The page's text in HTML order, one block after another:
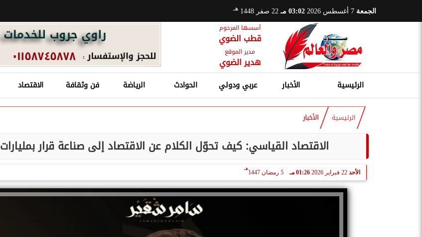
الجمعة 03:02 مـ 22 صفر 1448 هـ
أسسها المرحوم
قطب الضوي
مدير الموقع
هدير الضوي
الرئيسية الأخبار عربي ودولي الحوادث الرياضة فن وثقافة الاقتصاد
الرئيسية الأخبار
الاقتصاد القياسي: كيف تحوّل الكلام عن الاقتصاد إلى صناعة قرار بمليارات
الأحد 22 فبراير 2026 01:26 مـ 5 رمضان 1447
هـ